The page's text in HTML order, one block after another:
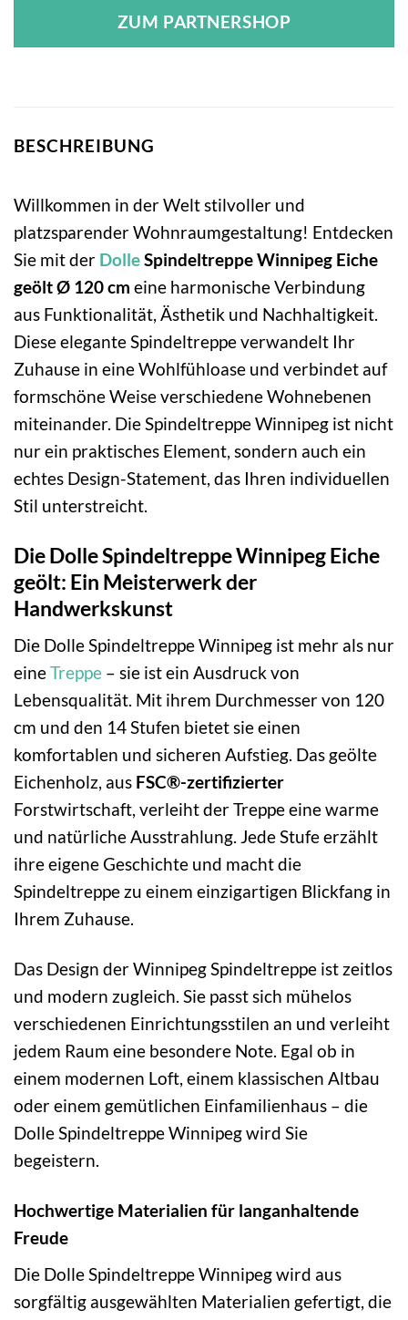
ZUM PARTNERSHOP
BESCHREIBUNG
Willkommen in der Welt stilvoller und
platzsparender Wohnraumgestaltung! Entdecken
Sie mit der DolleSpindeltreppe Winnipeg Eiche
geölt Ø 120 cm eine harmonische Verbindung
aus Funktionalität, Ästhetik und Nachhaltigkeit.
Diese elegante Spindeltreppe verwandelt Ihr
Zuhause in eine Wohlfühloase und verbindet auf
formschöne Weise verschiedene Wohnebenen
miteinander. Die Spindeltreppe Winnipeg ist nicht
nur ein praktisches Element, sondern auch ein
echtes Design-Statement, das Ihren individuellen
Stil unterstreicht.
Die Dolle Spindeltreppe Winnipeg Eiche
geölt: Ein Meisterwerk der
Handwerkskunst
Die Dolle Spindeltreppe Winnipeg ist mehr als nur
eineTreppe – sie ist ein Ausdruck von
Lebensqualität. Mit ihrem Durchmesser von 120
cm und den 14 Stufen bietet sie einen
komfortablen und sicheren Aufstieg. Das geölte
Eichenholz, aus FSC®-zertifizierter
Forstwirtschaft, verleiht der Treppe eine warme
und natürliche Ausstrahlung. Jede Stufe erzählt
ihre eigene Geschichte und macht die
Spindeltreppe zu einem einzigartigen Blickfang in
Ihrem Zuhause.
Das Design der Winnipeg Spindeltreppe ist zeitlos
und modern zugleich. Sie passt sich mühelos
verschiedenen Einrichtungsstilen an und verleiht
jedem Raum eine besondere Note. Egal ob in
einem modernen Loft, einem klassischen Altbau
oder einem gemütlichen Einfamilienhaus – die
Dolle Spindeltreppe Winnipeg wird Sie
begeistern.
Hochwertige Materialien für langanhaltende
Freude
Die Dolle Spindeltreppe Winnipeg wird aus
sorgfältig ausgewählten Materialien gefertigt, die